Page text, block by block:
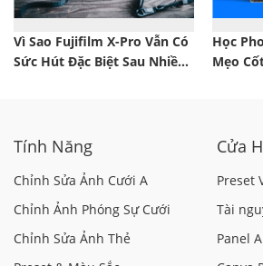
Vì Sao Fujifilm X-Pro Vẫn Có
Sức Hút Đặc Biệt Sau Nhiều
Học
Mẹo
Tính Năng
Chỉnh Sửa Ảnh Cưới A
Chỉnh Ảnh Phóng Sự Cưới
Chỉnh Sửa Ảnh Thẻ
Cửa
Preset
Tài
Panel